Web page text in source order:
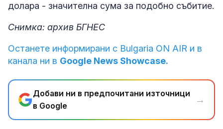
долара - значителна сума за подобно събитие.
Снимка: архив БГНЕС
Останете информирани с Bulgaria ON AIR и в
канала ни в Google News Showcase.
Добави ни в предпочитани източници
в Google
→